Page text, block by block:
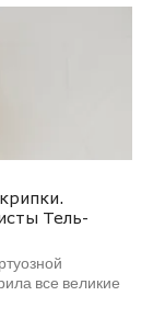
Тель-
все великие